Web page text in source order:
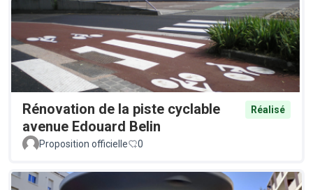
Rénovation de la piste cyclable
avenue Edouard Belin
Réalisé
Proposition officielle 0